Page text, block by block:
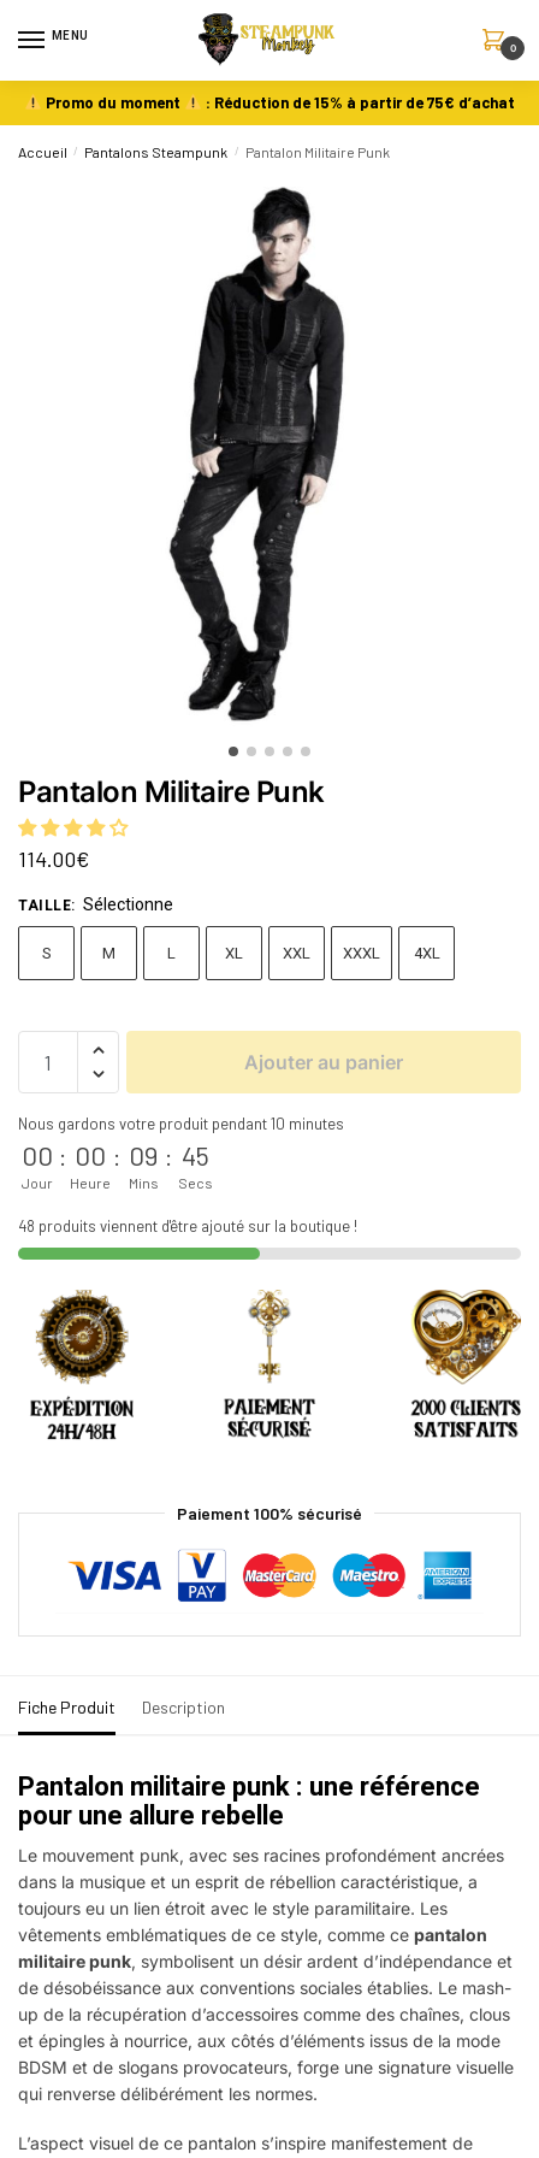
MENU
0
Promo du moment : Réduction de 15% à partir de 75€ d’achat
Accueil / Pantalons Steampunk / Pantalon Militaire Punk
Pantalon Militaire Punk
114.00€
TAILLE: Sélectionne
S M L XL XXL XXXL 4XL
Ajouter au panier
Nous gardons votre produit pendant 10 minutes
00
Jour
: 00
Heure
: 09
Mins
: 45
Secs
48 produits viennent d'être ajouté sur la boutique !
Paiement 100% sécurisé
Fiche Produit Description
Pantalon militaire punk : une référence
pour une allure rebelle
Le mouvement punk, avec ses racines profondément ancrées
dans la musique et un esprit de rébellion caractéristique, a
toujours eu un lien étroit avec le style paramilitaire. Les
vêtements emblématiques de ce style, comme ce pantalon
militaire punk, symbolisent un désir ardent d’indépendance et
de désobéissance aux conventions sociales établies. Le mash-
up de la récupération d’accessoires comme des chaînes, clous
et épingles à nourrice, aux côtés d’éléments issus de la mode
BDSM et de slogans provocateurs, forge une signature visuelle
qui renverse délibérément les normes.
L’aspect visuel de ce pantalon s’inspire manifestement de